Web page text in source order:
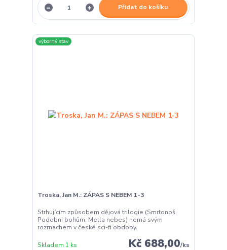
Přidat do košíku
výborný stav
Troska, Jan M.: ZÁPAS S NEBEM 1-3
Strhujícím způsobem dějová trilogie (Smrtonoš,
Podobni bohům, Metla nebes) nemá svým
rozmachem v české sci-fi obdoby.
Kč 688,00/ks
Skladem 1 ks